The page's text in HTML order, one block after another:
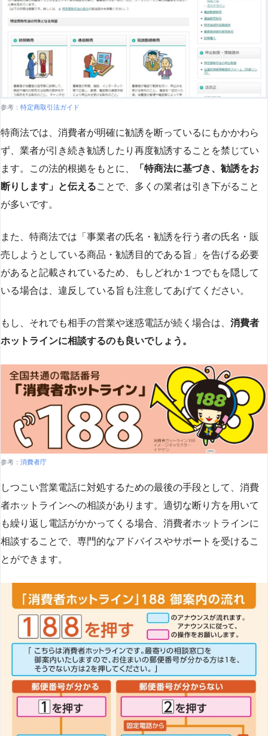
参考： 特定商取引法ガイド
特商法では、消費者が明確に勧誘を断っているにもかかわら
ず、業者が引き続き勧誘したり再度勧誘することを禁じてい
ます。この法的根拠をもとに、
「特商法に基づき、勧誘をお
断りします」と伝えることで、多くの業者は引き下がること
が多いです​​。
また、特商法では「事業者の氏名・勧誘を行う者の氏名・販
売しようとしている商品・勧誘目的である旨」を告げる必要
があると記載されているため、もしどれか１つでもを隠して
いる場合は、違反している旨も注意してあげてください。
もし、それでも相手の営業や迷惑電話が続く場合は、 消費者
ホットラインに相談するのも良いでしょう。
参考： 消費者庁
しつこい営業電話に対処するための最後の手段として、消費
者ホットラインへの相談があります。適切な断り方を用いて
も繰り返し電話がかかってくる場合、消費者ホットラインに
相談することで、専門的なアドバイスやサポートを受けるこ
とができます​​。